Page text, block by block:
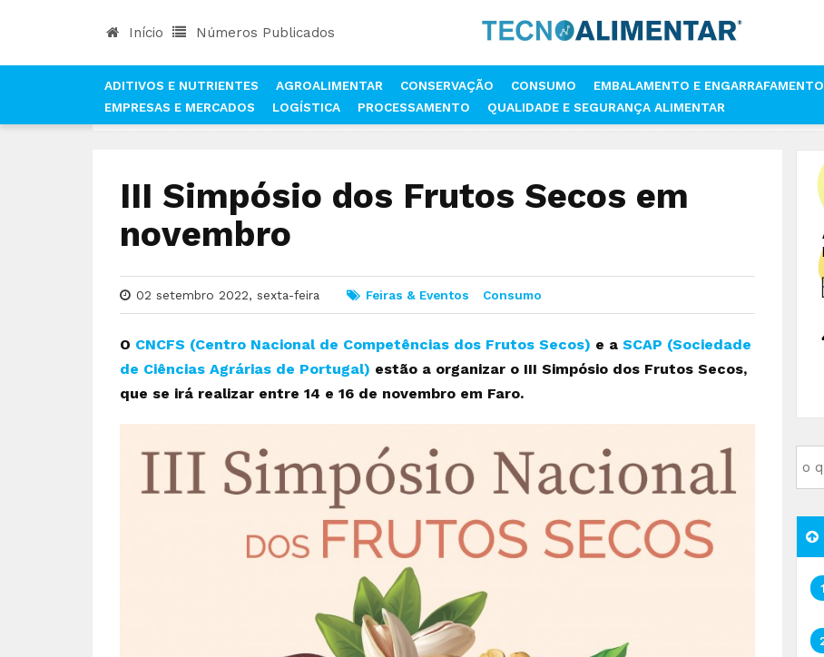
Início Números Publicados
ADITIVOS E NUTRIENTES AGROALIMENTAR CONSERVAÇÃO CONSUMO
EMBALAMENTO E ENGARRAFAMENTO
EMPRESAS E MERCADOS
LOGÍSTICA PROCESSAMENTO QUALIDADE E SEGURANÇA ALIMENTAR
III SIMPÓSIO DOS FRUTOS SECOS EM NOVEMBRO
III Simpósio dos Frutos Secos em
novembro
02 setembro 2022, sexta-feira Feiras & Eventos Consumo
O CNCFS (Centro Nacional de Competências dos Frutos Secos) e a SCAP (Sociedade
de Ciências Agrárias de Portugal) estão a organizar o III Simpósio dos Frutos Secos,
que se irá realizar entre 14 e 16 de novembro em Faro.